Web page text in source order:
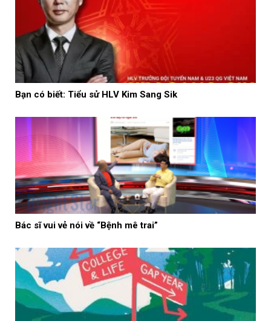
Bạn có biết: Tiểu sử HLV Kim Sang Sik
Bác sĩ vui vẻ nói về “Bệnh mê trai”